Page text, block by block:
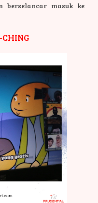
berselancar masuk ke